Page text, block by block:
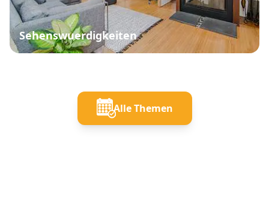
Sehenswuerdigkeiten
Alle Themen